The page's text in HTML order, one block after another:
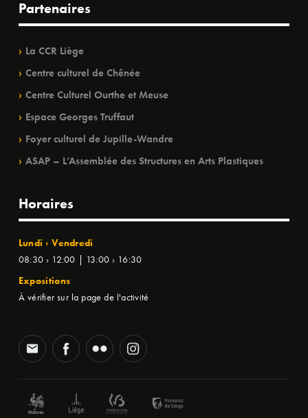
Partenaires
La CCR Liège
Centre culturel de Chênée
Centre Culturel Ourthe et Meuse
Espace Georges Truffaut
Foyer culturel de Jupille-Wandre
ASAP – L’Assemblée des Structures en Arts Plastiques
Horaires
Lundi › Vendredi
08:30 › 12:00 | 13:00 › 16:30
Expositions
À vérifier sur la page de l'activité